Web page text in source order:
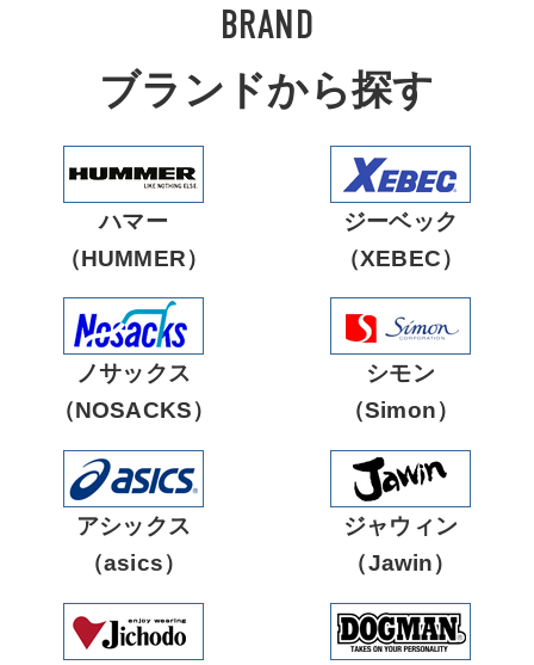
つなぎ服 鳶服
インナー トレーナー
カッパ 医療・介護
ヤッケ
中敷き
安全帯 ヘルメット
安全ベスト 防炎保護製品
防音保護具 防音保護具
ベルト エプロン
祭り用品 小物
電子機器 空調服部品
ヒート部品
BRAND
ブランドから探す
ハマー
（HUMMER）
ジーベック
（XEBEC）
ノサックス
（NOSACKS）
シモン
（Simon）
アシックス
（asics）
ジャウィン
（Jawin）